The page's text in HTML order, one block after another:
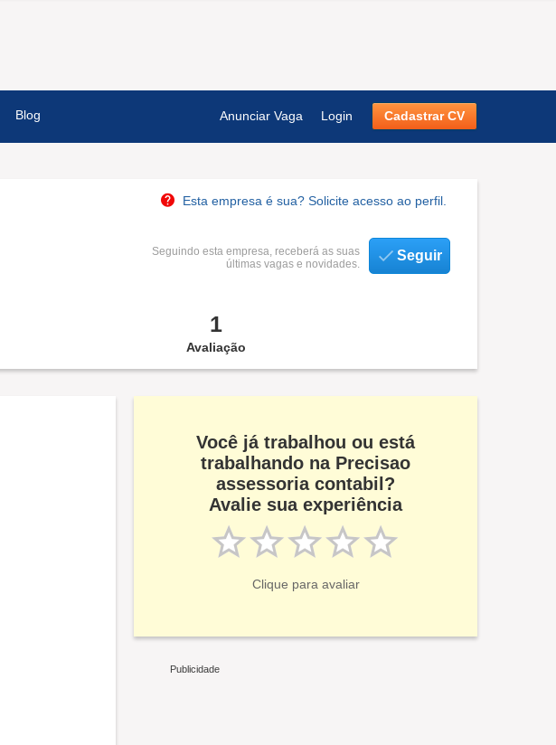
Blog Anunciar Vaga Login Cadastrar CV
Esta empresa é sua? Solicite acesso ao perfil.
Seguindo esta empresa, receberá as suas
últimas vagas e novidades.
Seguir
1
Avaliação
Você já trabalhou ou está
trabalhando na Precisao
assessoria contabil?
Avalie sua experiência
Clique para avaliar